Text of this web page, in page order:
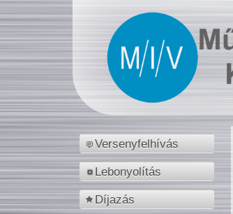
Versenyfelhívás
Lebonyolítás
Díjazás